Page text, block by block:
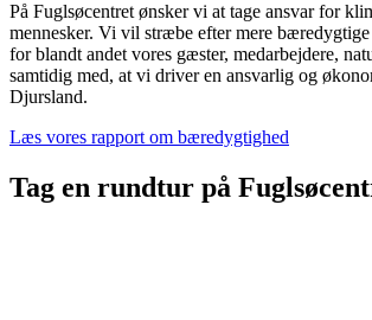
På Fuglsøcentret ønsker vi at tage ansvar for
mennesker. Vi vil stræbe efter mere
for blandt andet vores gæster, medarbejdere,
samtidig med, at vi driver en ansvarlig og
Djursland.
Læs vores rapport om bæredygtighed
Tag en rundtur på